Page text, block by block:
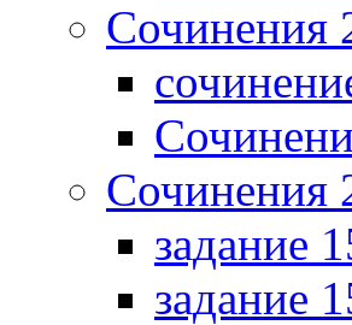
Сочинения
Сочинения
задание
задание